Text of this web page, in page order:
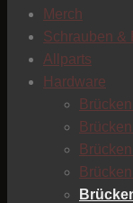
Merch
Schrauben &
Allparts
Hardware